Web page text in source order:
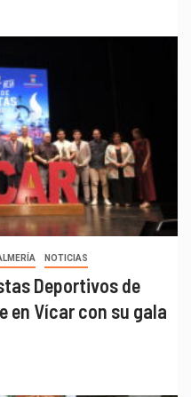
NOTICIAS
Deportivos de
en Vícar con su gala